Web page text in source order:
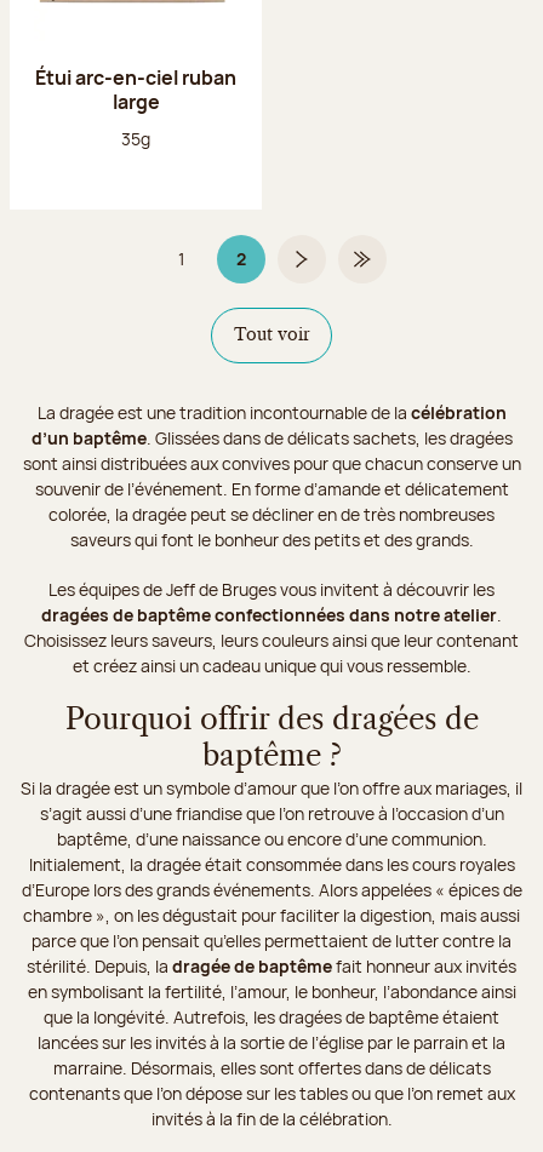
Étui arc-en-ciel ruban
large
Poids net :
35g
Page
1 2Page 2 sur 2Page suivanteDernière page
Tout voir
La dragée est une tradition incontournable de la célébration
d’un baptême. Glissées dans de délicats sachets, les dragées
sont ainsi distribuées aux convives pour que chacun conserve un
souvenir de l’événement. En forme d’amande et délicatement
colorée, la dragée peut se décliner en de très nombreuses
saveurs qui font le bonheur des petits et des grands.
Les équipes de Jeff de Bruges vous invitent à découvrir les
dragées de baptême confectionnées dans notre atelier
Choisissez leurs saveurs, leurs couleurs ainsi que leur contenant
et créez ainsi un cadeau unique qui vous ressemble.
Pourquoi offrir des dragées de
baptême ?
Si la dragée est un symbole d’amour que l’on offre aux mariages, il
s’agit aussi d’une friandise que l’on retrouve à l’occasion d’un
baptême, d’une naissance ou encore d’une communion.
Initialement, la dragée était consommée dans les cours royales
d’Europe lors des grands événements. Alors appelées « épices de
chambre », on les dégustait pour faciliter la digestion, mais aussi
parce que l’on pensait qu’elles permettaient de lutter contre la
stérilité. Depuis, la dragée de baptêmefait honneur aux invités
en symbolisant la fertilité, l’amour, le bonheur, l’abondance ainsi
que la longévité. Autrefois, les dragées de baptême étaient
lancées sur les invités à la sortie de l’église par le parrain et la
marraine. Désormais, elles sont offertes dans de délicats
contenants que l’on dépose sur les tables ou que l’on remet aux
invités à la fin de la célébration.